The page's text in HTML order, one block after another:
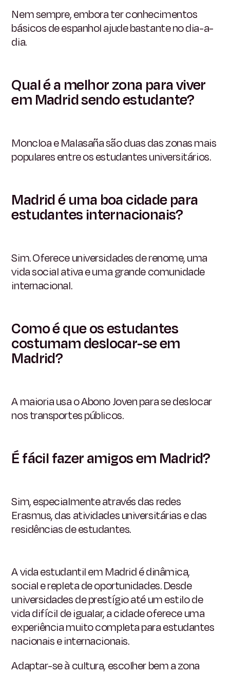
Nem sempre, embora ter conhecimentos
básicos de espanhol ajude bastante no dia-a-
dia.
Qual é a melhor zona para viver
em Madrid sendo estudante?
Moncloa e Malasaña são duas das zonas mais
populares entre os estudantes universitários.
Madrid é uma boa cidade para
estudantes internacionais?
Sim. Oferece universidades de renome, uma
vida social ativa e uma grande comunidade
internacional.
Como é que os estudantes
costumam deslocar-se em
Madrid?
A maioria usa o Abono Joven para se deslocar
nos transportes públicos.
É fácil fazer amigos em Madrid?
Sim, especialmente através das redes
Erasmus, das atividades universitárias e das
residências de estudantes.
A vida estudantil em Madrid é dinâmica,
social e repleta de oportunidades. Desde
universidades de prestígio até um estilo de
vida difícil de igualar, a cidade oferece uma
experiência muito completa para estudantes
nacionais e internacionais.
Adaptar-se à cultura, escolher bem a zona